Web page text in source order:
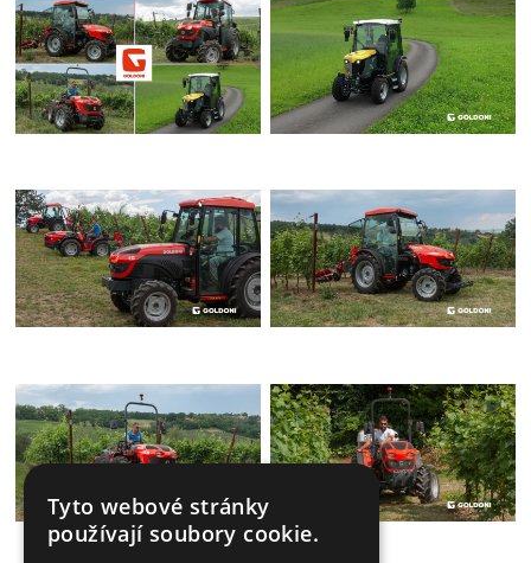
Tyto webové stránky
používají soubory cookie.